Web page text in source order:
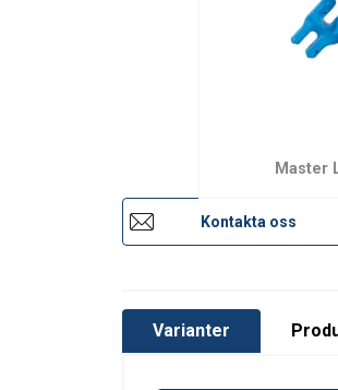
Master
Kontakta oss
Varianter